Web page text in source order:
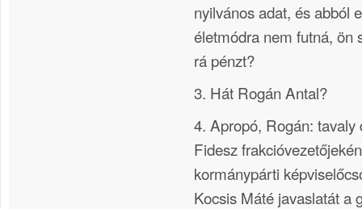
nyilvános adat, és abból
életmódra nem futná, ön
rá pénzt?
3. Hát Rogán Antal?
4. Apropó, Rogán:
Fidesz
kormánypárti
Kocsis Máté javaslatát a